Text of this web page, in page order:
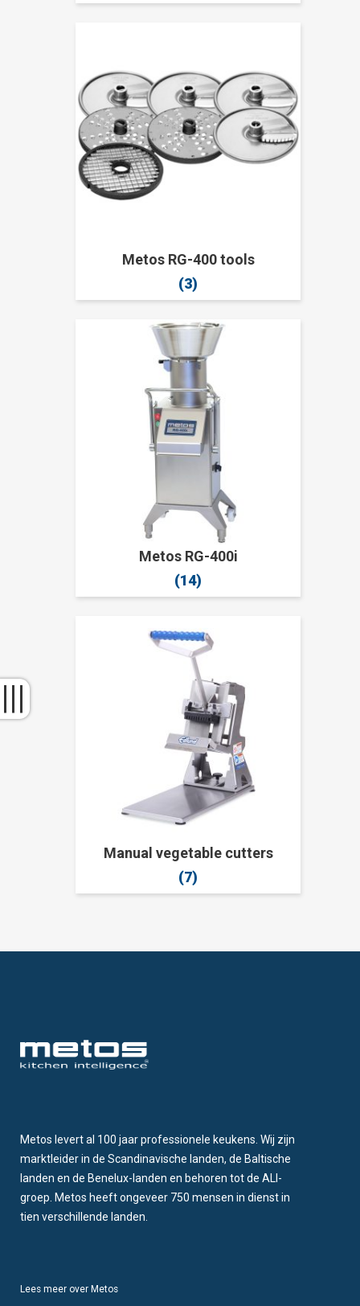
Metos RG-400 tools
(3)
Metos RG-400i
(14)
Manual vegetable cutters
(7)
Metos levert al 100 jaar professionele keukens. Wij zijn
marktleider in de Scandinavische landen, de Baltische
landen en de Benelux-landen en behoren tot de ALI-
groep. Metos heeft ongeveer 750 mensen in dienst in
tien verschillende landen.
Lees meer over Metos